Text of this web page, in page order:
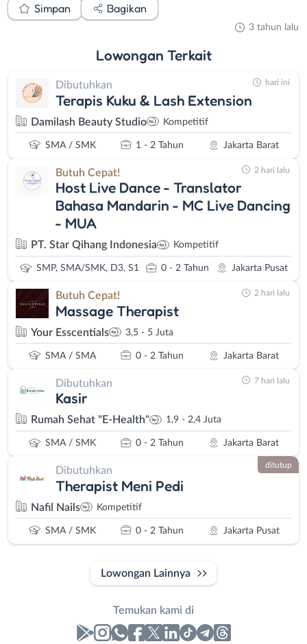
Simpan Bagikan
3 tahun lalu
Lowongan Terkait
Dibutuhkan
Terapis Kuku & Lash Extension
Damilash Beauty Studio Kompetitif
SMA / SMK 1 - 2 Tahun Jakarta Barat
hari ini
Butuh Cepat!
Host Live Dance - Translator
Bahasa Mandarin - MC Live Dancing
- MUA
PT. Star Qihang Indonesia Kompetitif
SMP, SMA/SMK, D3, S1 0 - 2 Tahun Jakarta Pusat
2 hari lalu
Butuh Cepat!
Massage Therapist
Your Esscentials 3,5 - 5 Juta
SMA / SMA 0 - 2 Tahun Jakarta Barat
2 hari lalu
Dibutuhkan
Kasir
Rumah Sehat "E-Health" 1,9 - 2,4 Juta
SMA / SMK 0 - 2 Tahun Jakarta Barat
7 hari lalu
Dibutuhkan
Therapist Meni Pedi
Nafil Nails Kompetitif
SMA / SMK 0 - 2 Tahun Jakarta Pusat
ditutup
Lowongan Lainnya
Temukan kami di